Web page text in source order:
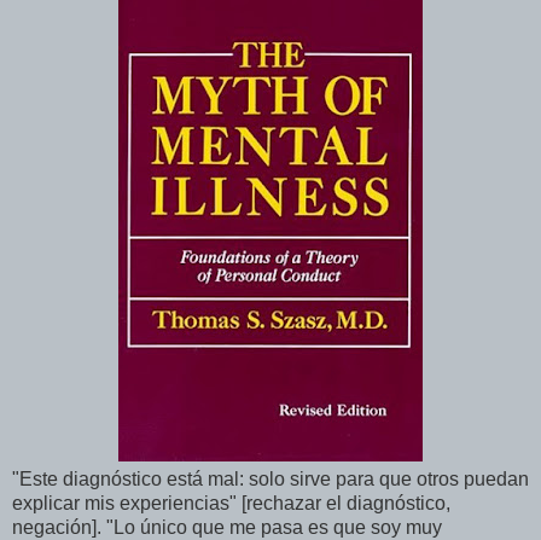
"Este diagnóstico está mal: solo sirve para que otros puedan
explicar mis experiencias" [rechazar el diagnóstico,
negación]. "Lo único que me pasa es que soy muy